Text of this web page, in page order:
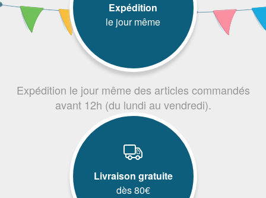
Expédition
le jour même
Expédition le jour même des articles commandés
avant 12h (du lundi au vendredi).
Livraison gratuite
dès 80€